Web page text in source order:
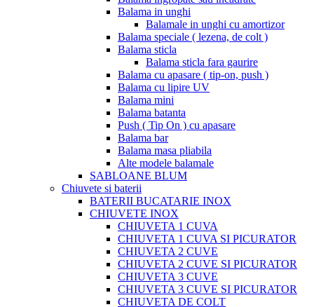
Balama in unghi
Balamale in unghi cu amortizor
Balama speciale ( lezena, de colt )
Balama sticla
Balama sticla fara gaurire
Balama cu apasare ( tip-on, push )
Balama cu lipire UV
Balama mini
Balama batanta
Push ( Tip On ) cu apasare
Balama bar
Balama masa pliabila
Alte modele balamale
SABLOANE BLUM
Chiuvete si baterii
BATERII BUCATARIE INOX
CHIUVETE INOX
CHIUVETA 1 CUVA
CHIUVETA 1 CUVA SI PICURATOR
CHIUVETA 2 CUVE
CHIUVETA 2 CUVE SI PICURATOR
CHIUVETA 3 CUVE
CHIUVETA 3 CUVE SI PICURATOR
CHIUVETA DE COLT